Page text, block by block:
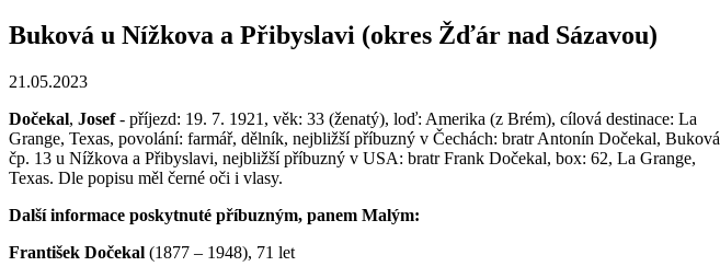
Buková u Nížkova a Přibyslavi (okres Žďár nad Sázavou)
21.05.2023
Dočekal, Josef- příjezd: 19. 7. 1921, věk: 33 (ženatý), loď: Amerika (z Brém), cílová destinace: La
Grange, Texas, povolání: farmář, dělník, nejbližší příbuzný v Čechách: bratr Antonín Dočekal, Buková
čp. 13 u Nížkova a Přibyslavi, nejbližší příbuzný v USA: bratr Frank Dočekal, box: 62, La Grange,
Texas. Dle popisu měl černé oči i vlasy.
Další informace poskytnuté příbuzným, panem Malým:
František Dočekal (1877 – 1948), 71 let